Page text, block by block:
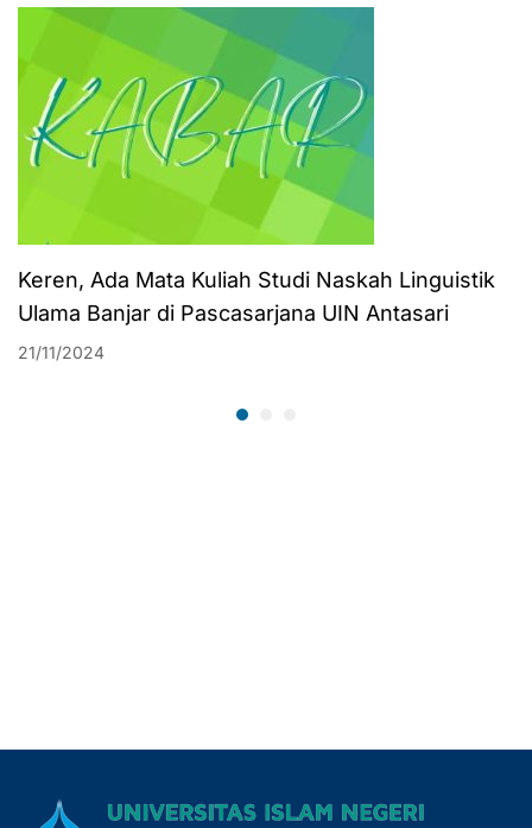
Penuh Khidmat
Mobil ke UIN
Keren, Ada Mata Kuliah Studi Naskah Linguistik
Ulama Banjar di Pascasarjana UIN Antasari
21/11/2024